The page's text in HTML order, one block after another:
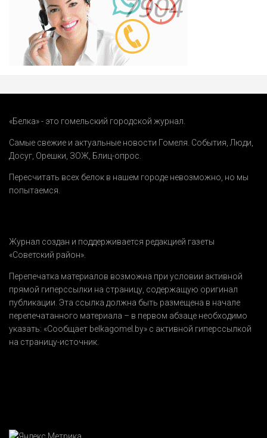
«Белка» - это гомельский городской журнал.
Самые свежие и актуальные новости Гомеля. События Люди
Досуг Орешки ЗОЖ Блиц-опрос
Пересчитать всех белок в нашем городе невозможно, но мы
попытаемся.
Журнал создан и поддерживается редакцией газеты
«Советский район».
Перепечатка материалов возможна при условии активной
прямой гиперссылки на страницу, содержащую оригинал
публикации. Эта ссылка должна быть размещена в начале
перепечатанного материала – в первом абзаце необходимо
указать: «Сообщает belkagomel.by» с активной гиперссылкой
на страницу-источник.